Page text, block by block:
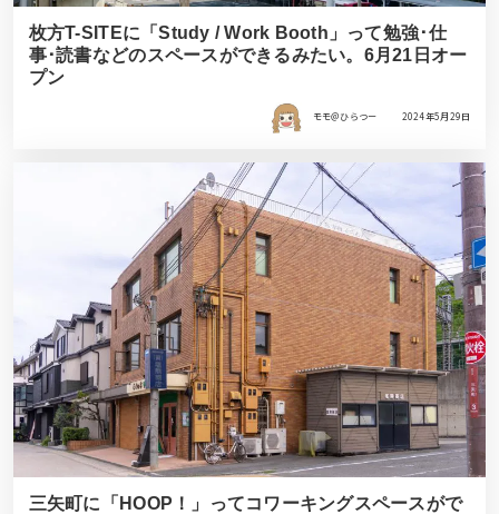
枚方T-SITEに「Study / Work Booth」って勉強･仕
事･読書などのスペースができるみたい。6月21日オー
プン
モモ＠ひらつー 2024年5月29日
三矢町に「HOOP！」ってコワーキングスペースがで